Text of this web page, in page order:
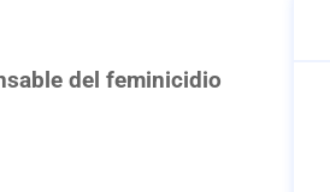
del feminicidio